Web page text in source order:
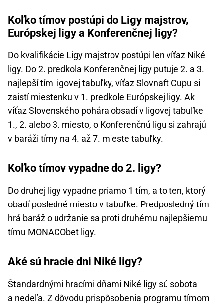
Koľko tímov postúpi do Ligy majstrov,
Európskej ligy a Konferenčnej ligy?
Do kvalifikácie Ligy majstrov postúpi len víťaz Niké
ligy. Do 2. predkola Konferenčnej ligy putuje 2. a 3.
najlepší tím ligovej tabuľky, víťaz Slovnaft Cupu si
zaistí miestenku v 1. predkole Európskej ligy. Ak
víťaz Slovenského pohára obsadí v ligovej tabuľke
1., 2. alebo 3. miesto, o Konferenčnú ligu si zahrajú
v baráži tímy na 4. až 7. mieste tabuľky.
Koľko tímov vypadne do 2. ligy?
Do druhej ligy vypadne priamo 1 tím, a to ten, ktorý
obadí posledné miesto v tabuľke. Predposledný tím
hrá baráž o udržanie sa proti druhému najlepšiemu
tímu MONACObet ligy.
Aké sú hracie dni Niké ligy?
Štandardnými hracími dňami Niké ligy sú sobota
a nedeľa. Z dôvodu prispôsobenia programu tímom